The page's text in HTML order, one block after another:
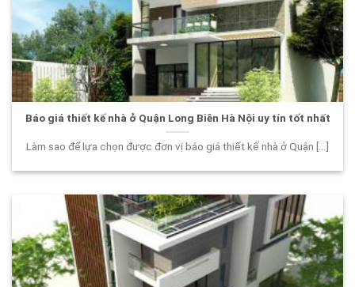
Báo giá thiết kế nhà ở Quận Long Biên Hà Nội uy tín tốt nhất
Làm sao để lựa chọn được đơn vị báo giá thiết kế nhà ở Quận [...]